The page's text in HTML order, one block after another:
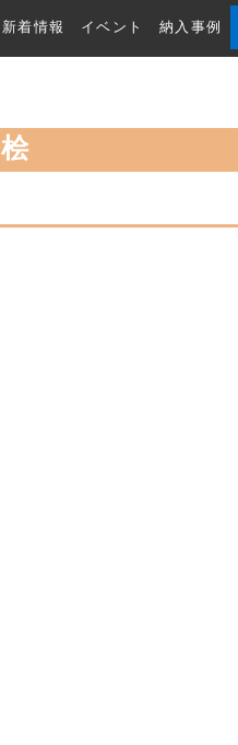
新着情報 イベント 納入事例
桧